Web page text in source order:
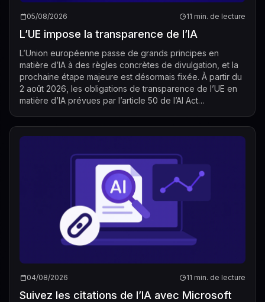
05/08/2026 11 min. de lecture
L’UE impose la transparence de l’IA
L’Union européenne passe de grands principes en
matière d’IA à des règles concrètes de divulgation, et la
prochaine étape majeure est désormais fixée. À partir du
2 août 2026, les obligations de transparence de l’UE en
matière d’IA prévues par l’article 50 de l’AI Act
04/08/2026 11 min. de lecture
Suivez les citations de l’IA avec Microsoft